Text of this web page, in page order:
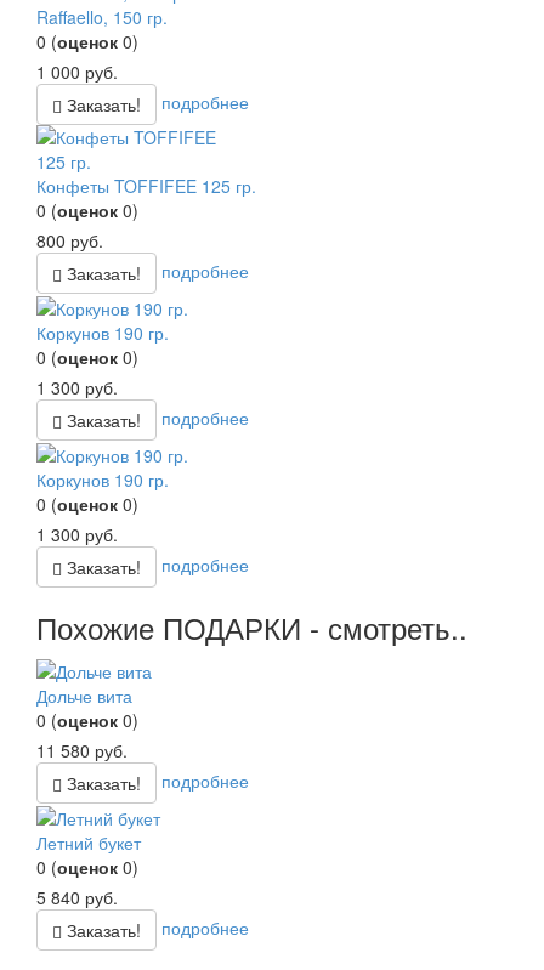
Raffaello, 150 гр.
0 (оценок 0)
1 000 руб.
Заказать!
подробнее
Конфеты TOFFIFEE 125 гр.
0 (оценок 0)
800 руб.
Заказать!
подробнее
Коркунов 190 гр.
0 (оценок 0)
1 300 руб.
Заказать!
подробнее
Коркунов 190 гр.
0 (оценок 0)
1 300 руб.
Заказать!
подробнее
Похожие ПОДАРКИ - смотреть..
Дольче вита
0 (оценок 0)
11 580 руб.
Заказать!
подробнее
Летний букет
0 (оценок 0)
5 840 руб.
Заказать!
подробнее